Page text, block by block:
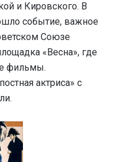
и Кировского. В
событие, важное
Союзе
«Весна», где
фильмы.
актриса» с